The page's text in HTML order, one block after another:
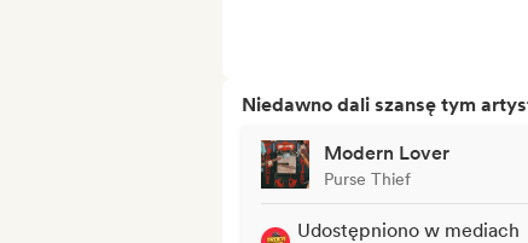
Niedawno dali szansę tym
Modern Lover
Purse Thief
Udostępniono w mediach